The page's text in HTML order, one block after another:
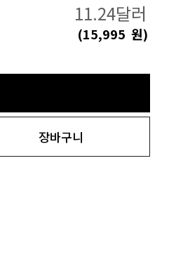
11.24달러
(15,995 원)
장바구니